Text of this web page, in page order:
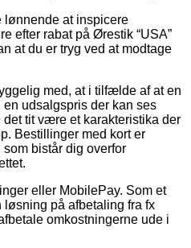
at inspicere
efter rabat på Ørestik “USA”
at du er tryg ved at modtage
med, at i tilfælde af at en
udsalgspris der kan ses
tit være et karakteristika der
Bestillinger med kort er
bistår dig overfor
eller MobilePay. Som et
på afbetaling fra fx
omkostningerne ude i